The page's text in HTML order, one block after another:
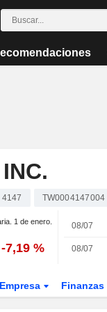
4147 TW0004147004
1 de enero.
-7,19 %
08/07
08/07
Empresa Finanzas